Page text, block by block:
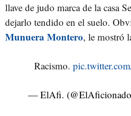
llave de judo marca de la casa
dejarlo tendido en el suelo.
Munuera Montero, le mostró
Racismo.
— ElAfi.